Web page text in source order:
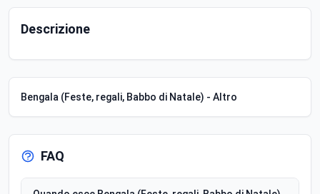
Descrizione
Bengala (Feste, regali, Babbo di Natale) - Altro
FAQ